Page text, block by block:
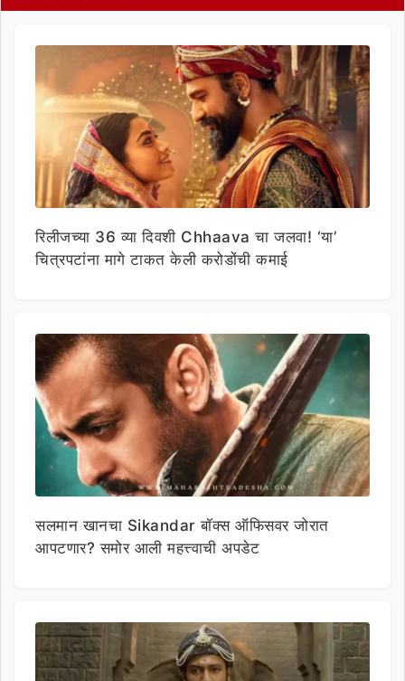
रिलीजच्या 36 व्या दिवशी Chhaava चा जलवा! ‘या’
चित्रपटांना मागे टाकत केली करोडोंची कमाई
सलमान खानचा Sikandar बॉक्स ऑफिसवर जोरात
आपटणार? समोर आली महत्त्वाची अपडेट